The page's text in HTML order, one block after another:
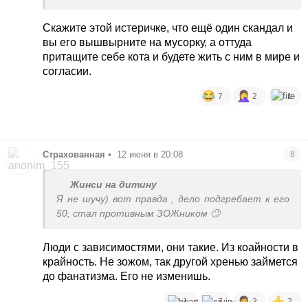
Скажите этой истеричке, что ещё один скандал и
вы его вышвырните на мусорку, а оттуда
притащите себе кота и будете жить с ним в мире и
согласии.
7 2 1
Страхованная • 12 июня в 20:08 8
Жинси на дитину
Я не шучу) вот правда , дело подгребает к его
50, стал противным ЗОЖником 🙄
Люди с зависимостями, они такие. Из коайности в
крайность. Не зожом, так другой хренью займется
до фанатизма. Его не изменишь.